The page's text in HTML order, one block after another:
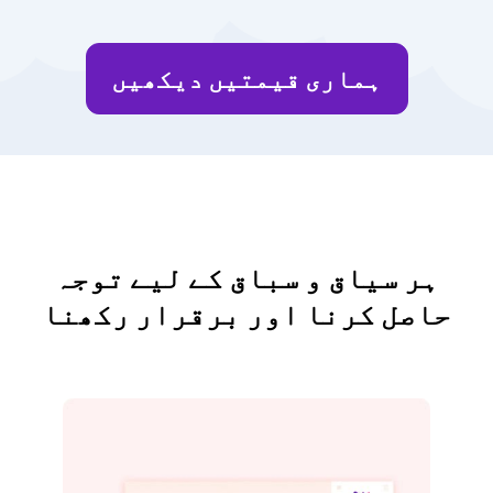
ہماری قیمتیں دیکھیں
ہر سیاق و سباق کے لیے توجہ
حاصل کرنا اور برقرار رکھنا